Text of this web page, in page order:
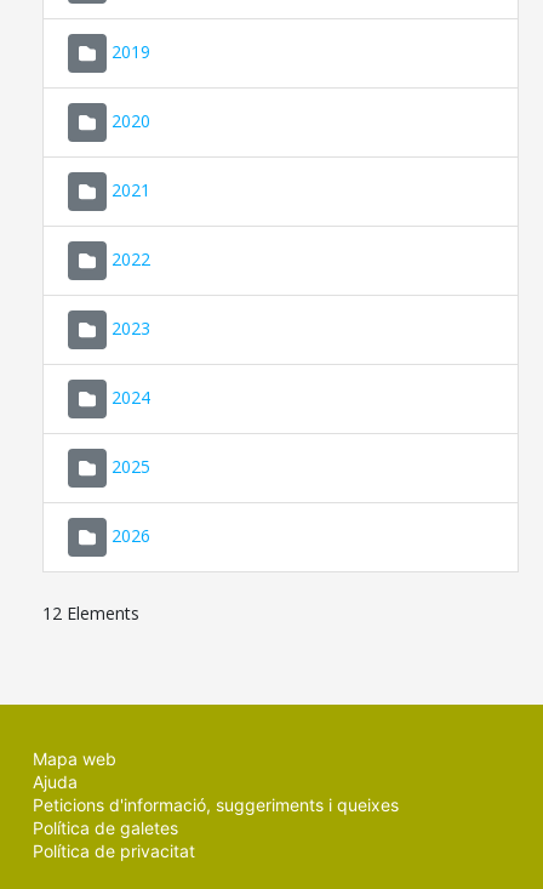
2019
2020
2021
2022
2023
2024
2025
2026
12 Elements
Mapa web
Ajuda
Peticions d'informació, suggeriments i queixes
Política de galetes
Política de privacitat